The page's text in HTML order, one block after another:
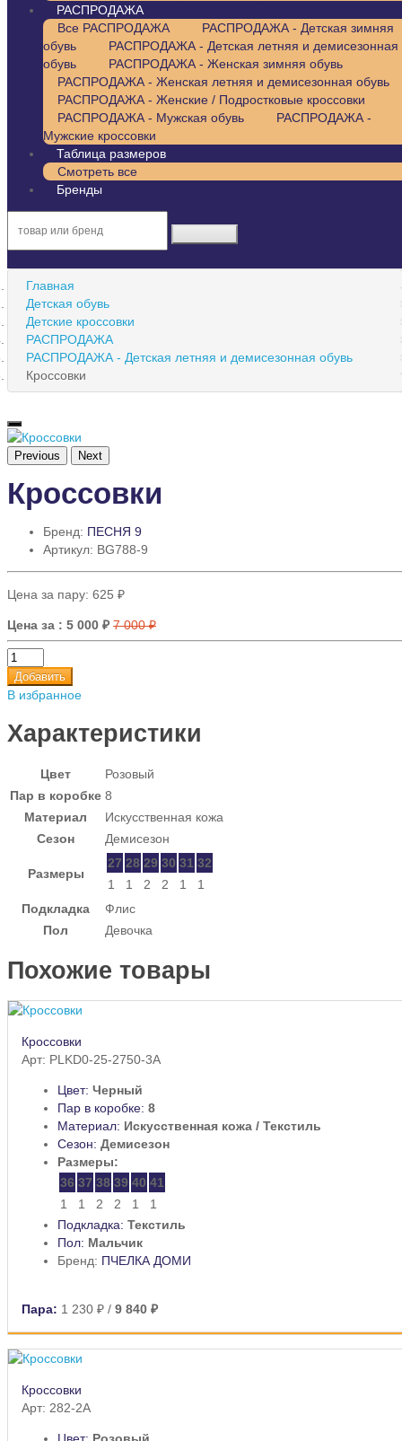
РАСПРОДАЖА
Все РАСПРОДАЖА
РАСПРОДАЖА - Детская зимняя
обувь
РАСПРОДАЖА - Детская летняя и демисезонная
обувь
РАСПРОДАЖА - Женская зимняя обувь
РАСПРОДАЖА - Женская летняя и демисезонная обувь
РАСПРОДАЖА - Женские / Подростковые кроссовки
РАСПРОДАЖА - Мужская обувь
РАСПРОДАЖА -
Мужские кроссовки
Таблица размеров
Смотреть все
Бренды
Главная
Детская обувь
Детские кроссовки
РАСПРОДАЖА
РАСПРОДАЖА - Детская летняя и демисезонная обувь
Кроссовки
Previous Next
Кроссовки
Бренд: ПЕСНЯ 9
Артикул: BG788-9
Цена за пару: 625 ₽
Цена за : 5 000 ₽ 7 000 ₽
Добавить
В избранное
Характеристики
Цвет
Розовый
Пар в коробке 8
Материал
Искусственная кожа
Сезон
Демисезон
Размеры
27 28 29 30 31 32
1
1 2 2 1
1
Подкладка
Флис
Пол
Девочка
Похожие товары
Кроссовки
Арт: PLKD0-25-2750-3A
Цвет: Черный
Пар в коробке: 8
Материал: Искусственная кожа / Текстиль
Сезон: Демисезон
Размеры:
36 37 38 39 40 41
1
1 2 2 1
1
Подкладка: Текстиль
Пол: Мальчик
Бренд: ПЧЕЛКА ДОМИ
Пара: 1 230 ₽ / 9 840 ₽
Кроссовки
Арт: 282-2A